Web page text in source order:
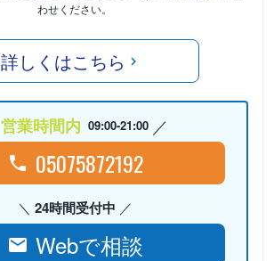
わせください。
詳しくはこちら
営業時間内 09:00-21:00
05075872192
24時間受付中
Webで相談